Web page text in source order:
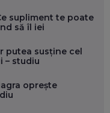
CUM ÎȚI PROTEJEZI
VREI SUCCES ONLINE?
supliment te poate
să îl iei
putea susține cel
– studiu
oprește